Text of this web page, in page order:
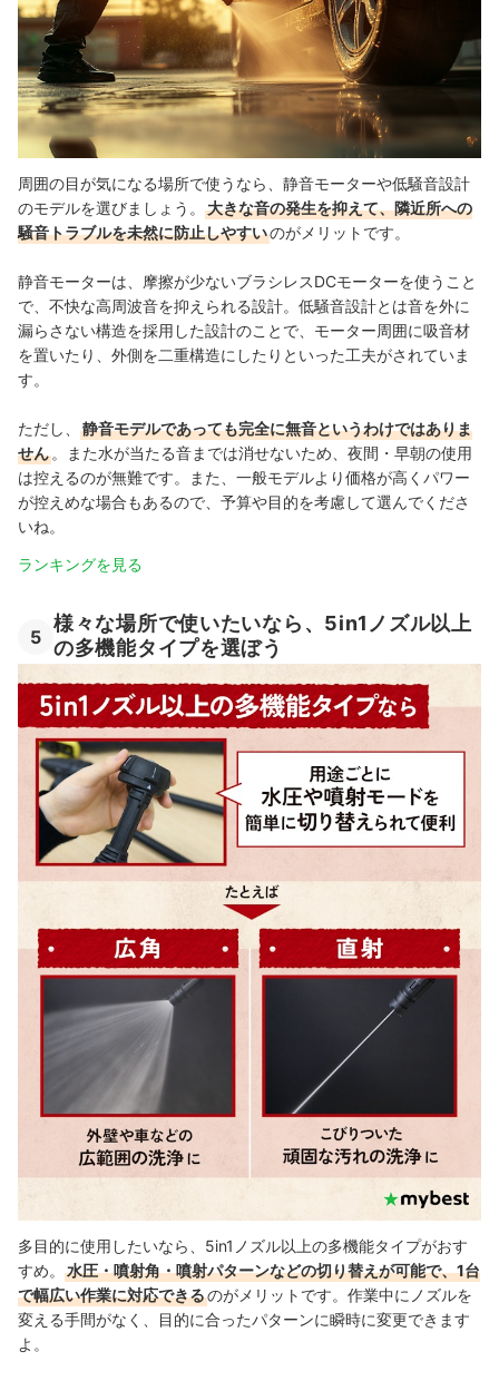
周囲の目が気になる場所で使うなら、静音モーターや低騒音設計
のモデルを選びましょう。
大きな音の発生を抑えて、隣近所への
騒音トラブルを未然に防止しやすいのがメリットです。
静音モーターは、摩擦が少ないブラシレスDCモーターを使うこと
で、不快な高周波音を抑えられる設計。低騒音設計とは音を外に
漏らさない構造を採用した設計のことで、モーター周囲に吸音材
を置いたり、外側を二重構造にしたりといった工夫がされていま
す。
ただし、
静音モデルであっても完全に無音というわけではありま
せん 。また水が当たる音までは消せないため、夜間・早朝の使用
は控えるのが無難です。また、一般モデルより価格が高くパワー
が控えめな場合もあるので、予算や目的を考慮して選んでくださ
いね。
ランキングを見る
5
様々な場所で使いたいなら、5in1ノズル以上
の多機能タイプを選ぼう
多目的に使用したいなら、5in1ノズル以上の多機能タイプがおす
すめ。
水圧・噴射角・噴射パターンなどの切り替えが可能で、1台
で幅広い作業に対応できるのがメリットです。作業中にノズルを
変える手間がなく、目的に合ったパターンに瞬時に変更できます
よ。